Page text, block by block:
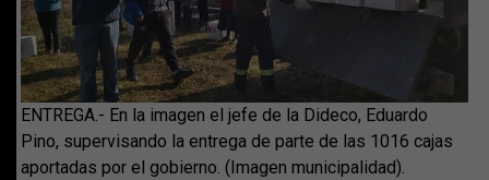
ENTREGA.- En la imagen el jefe de la Dideco, Eduardo
Pino, supervisando la entrega de parte de las 1016 cajas
aportadas por el gobierno. (Imagen municipalidad).